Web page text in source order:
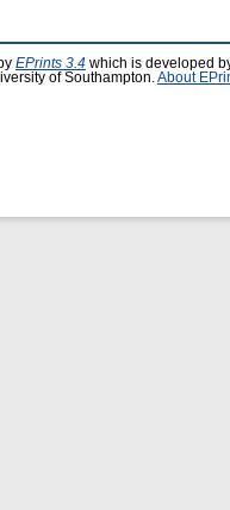
EPrints 3.4 which is developed
of Southampton. About